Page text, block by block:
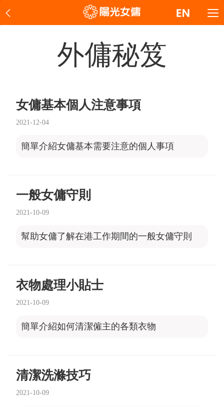
外傭秘笈
女傭基本個人注意事項
2021-12-04
簡單介紹女傭基本需要注意的個人事項
一般女傭守則
2021-10-09
幫助女傭了解在港工作期間的一般女傭守則
衣物處理小貼士
2021-10-09
簡單介紹如何清潔僱主的各類衣物
清潔洗滌技巧
2021-10-09